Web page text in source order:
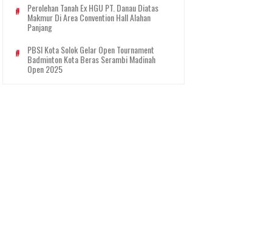
Perolehan Tanah Ex HGU PT. Danau Diatas
Makmur Di Area Convention Hall Alahan
Panjang
PBSI Kota Solok Gelar Open Tournament
Badminton Kota Beras Serambi Madinah
Open 2025